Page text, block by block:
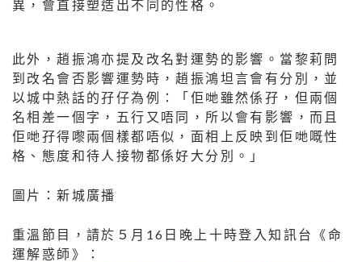
異，會直接塑造出不同的性格。
此外，趙振鴻亦提及改名對運勢的影響。當黎莉問
到改名會否影響運勢時，趙振鴻坦言會有分別，並
以城中熱話的孖仔為例：「佢哋雖然係孖，但兩個
名相差一個字，五行又唔同，所以會有影響，而且
佢哋孖得嚟兩個樣都唔似，面相上反映到佢哋嘅性
格、態度和待人接物都係好大分別。」
圖片：新城廣播
重溫節目，請於５月16日晚上十時登入知訊台《命
運解惑師》：